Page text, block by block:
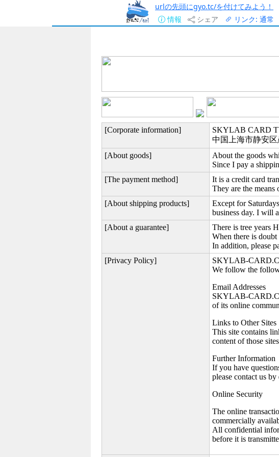
urlの先頭にgyo.tc/を付けてみよう！
情報
シェア リンク: 通常